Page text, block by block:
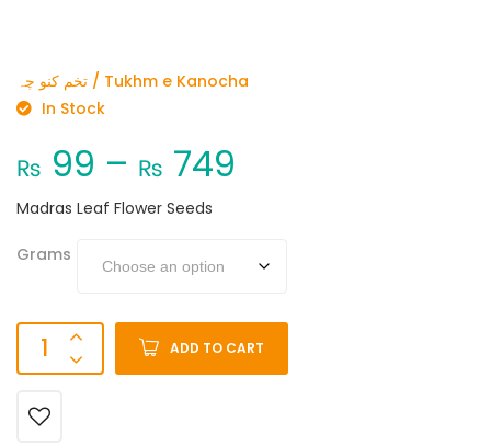
تخم کنو چہ / Tukhm e Kanocha
In Stock
₨ 99 – ₨ 749
Madras Leaf Flower Seeds
Grams
ADD TO CART